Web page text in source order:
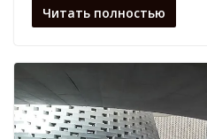
Читать полностью